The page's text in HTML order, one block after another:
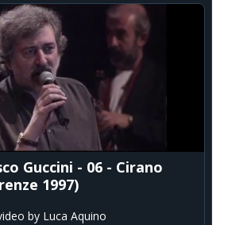
Guccini - 06 - Cirano
1997)
by Luca Aquino